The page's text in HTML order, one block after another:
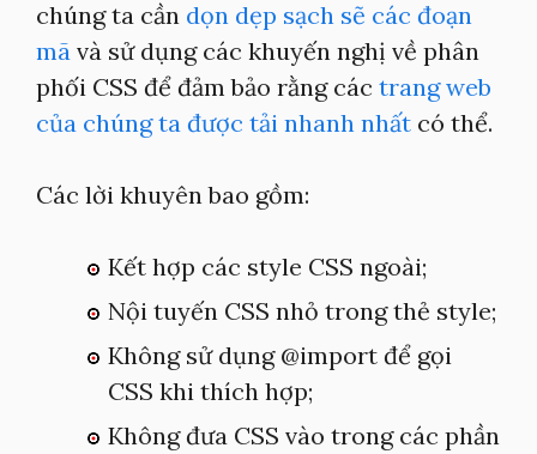
chúng ta cần dọn dẹp sạch sẽ các đoạn
mã và sử dụng các khuyến nghị về phân
phối CSS để đảm bảo rằng các trang web
của chúng ta được tải nhanh nhất có thể.
Các lời khuyên bao gồm:
Kết hợp các style CSS ngoài;
Nội tuyến CSS nhỏ trong thẻ style;
Không sử dụng @import để gọi
CSS khi thích hợp;
Không đưa CSS vào trong các phần